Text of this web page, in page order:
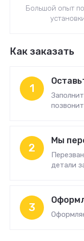
Большой опыт
Как заказать
1
2
Мы
детали
3